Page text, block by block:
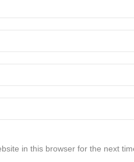
in this browser for the next